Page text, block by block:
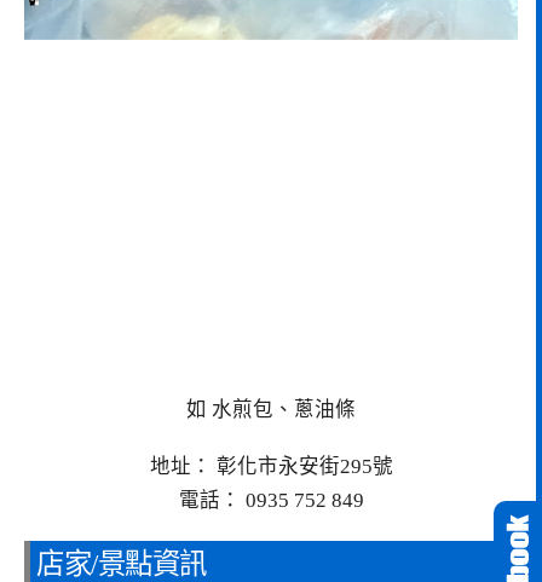
如 水煎包、蔥油條
地址： 彰化市永安街295號
電話： 0935 752 849
店家/景點資訊